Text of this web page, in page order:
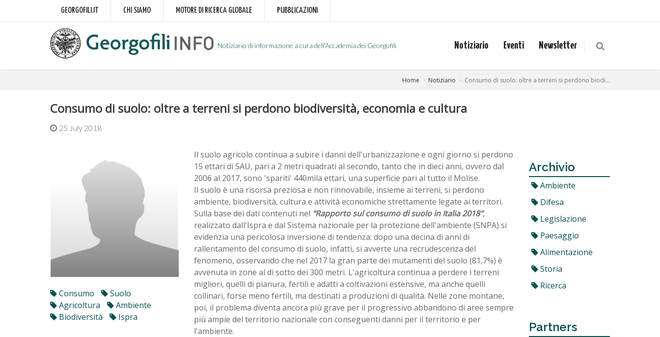
GEORGOFILI.IT CHI SIAMO MOTORE DI RICERCA GLOBALE PUBBLICAZIONI
Notiziario di informazione a cura dell'Accademia dei Georgofili Notiziario Eventi Newsletter
Home Notiziario Consumo di suolo: oltre a terreni si perdono biodi...
Consumo di suolo: oltre a terreni si perdono biodiversità, economia e cultura
25 July 2018
Consumo
Suolo
Agricoltura
Ambiente
Biodiversità
Ispra
Il suolo agricolo continua a subire i danni dell'urbanizzazione e ogni giorno si perdono
15 ettari di SAU, pari a 2 metri quadrati al secondo, tanto che in dieci anni, ovvero dal
2006 al 2017, sono 'spariti' 440mila ettari, una superficie pari al tutto il Molise.
Il suolo è una risorsa preziosa e non rinnovabile, insieme ai terreni, si perdono
ambiente, biodiversità, cultura e attività economiche strettamente legate ai territori.
Sulla base dei dati contenuti nel "Rapporto sul consumo di suolo in Italia 2018",
realizzato dall'Ispra e dal Sistema nazionale per la protezione dell'ambiente (SNPA) si
evidenzia una pericolosa inversione di tendenza: dopo una decina di anni di
rallentamento del consumo di suolo, infatti, si avverte una recrudescenza del
fenomeno, osservando che nel 2017 la gran parte dei mutamenti del suolo (81,7%) è
avvenuta in zone al di sotto dei 300 metri. L'agricoltura continua a perdere i terreni
migliori, quelli di pianura, fertili e adatti a coltivazioni estensive, ma anche quelli
collinari, forse meno fertili, ma destinati a produzioni di qualità. Nelle zone montane,
poi, il problema diventa ancora più grave per il progressivo abbandono di aree sempre
più ampie del territorio nazionale con conseguenti danni per il territorio e per
l'ambiente.
Archivio
Ambiente
Difesa
Legislazione
Paesaggio
Alimentazione
Storia
Ricerca
Partners